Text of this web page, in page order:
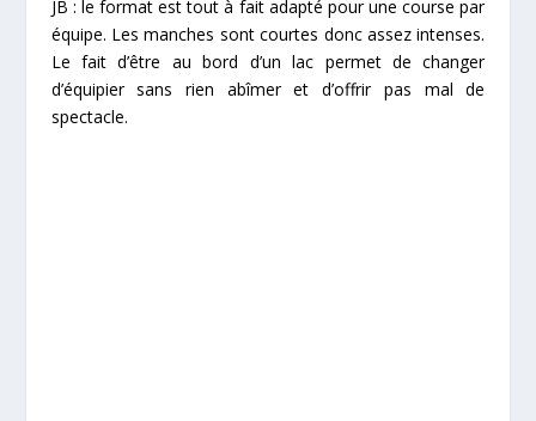
JB : le format est tout à fait adapté pour une course par
équipe. Les manches sont courtes donc assez intenses.
Le fait d’être au bord d’un lac permet de changer
d’équipier sans rien abîmer et d’offrir pas mal de
spectacle.